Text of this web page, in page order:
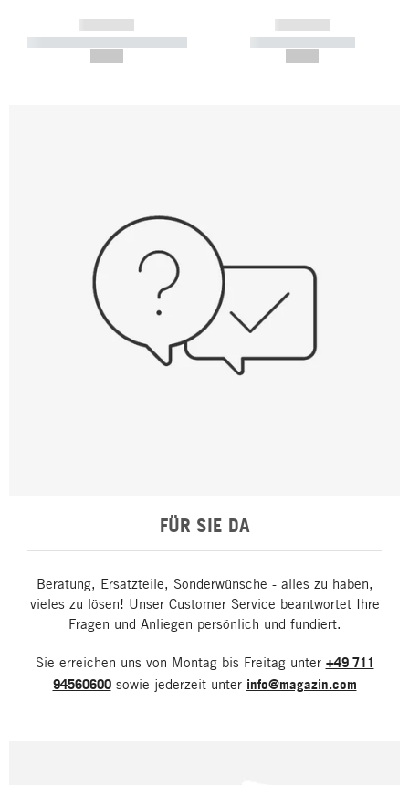
------------
----------- ----------- -----------
------------
----------- -----------
FÜR SIE DA
Beratung, Ersatzteile, Sonderwünsche - alles zu haben,
vieles zu lösen! Unser Customer Service beantwortet Ihre
Fragen und Anliegen persönlich und fundiert.
Sie erreichen uns von Montag bis Freitag unter +49 711
94560600sowie jederzeit unter info@magazin.com